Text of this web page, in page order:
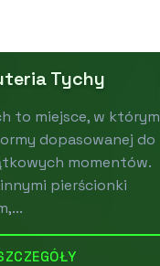
Tychy
to miejsce, w którym
dopasowanej do
momentów.
pierścionki